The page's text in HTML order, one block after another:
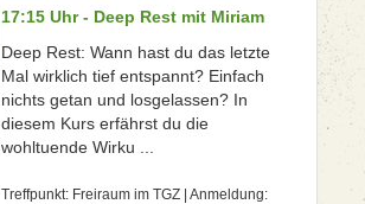
17:15 Uhr - Deep Rest mit Miriam
Deep Rest: Wann hast du das letzte
Mal wirklich tief entspannt? Einfach
nichts getan und losgelassen? In
diesem Kurs erfährst du die
wohltuende Wirku ...
Treffpunkt: Freiraum im TGZ | Anmeldung: